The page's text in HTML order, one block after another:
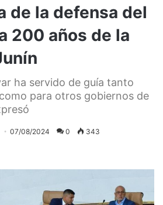
de la defensa del
200 años de la
ha servido de guía tanto
para otros gobiernos de
07/08/2024 0 343